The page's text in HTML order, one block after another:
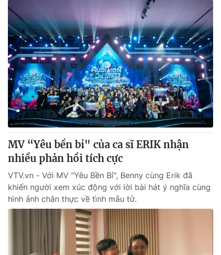
Giải sao mai
Làm đẹp
Chất lượng cuộc sống
Tuyển sinh
Học trực tuyến
Công nghệ
Hitech Công nghệ tương lai
Sản phẩm
Thị trường
Tư vấn
Giao lưu trực tuyến
Lịch phát sóng
Chuyên mục khác
Emagazine Podcast
Photo Infographic
Video Shorts video
VTV Money VTV Thể thao
VTV Sức khoẻ Bất động sản
MV “Yêu bền bỉ" của ca sĩ ERIK nhận
nhiều phản hồi tích cực
VTV.vn - Với MV “Yêu Bền Bỉ", Benny cùng Erik đã
khiến người xem xúc động với lời bài hát ý nghĩa cùng
hình ảnh chân thực về tình mẫu tử.